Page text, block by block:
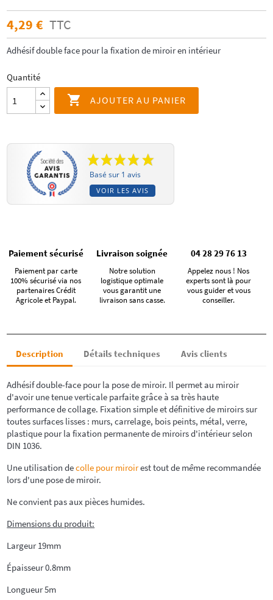
4,29 € TTC
Adhésif double face pour la fixation de miroir en intérieur
Quantité
 AJOUTER AU PANIER
Basé sur 1 avis
VOIR LES AVIS
Paiement sécurisé
Paiement par carte
100% sécurisé via nos
partenaires Crédit
Agricole et Paypal.
Livraison soignée
Notre solution
logistique optimale
vous garantit une
livraison sans casse.
04 28 29 76 13
Appelez nous ! Nos
experts sont là pour
vous guider et vous
conseiller.
Description Détails techniques Avis clients
Adhésif double-face pour la pose de miroir. Il permet au miroir
d'avoir une tenue verticale parfaite grâce à sa très haute
performance de collage. Fixation simple et définitive de miroirs sur
toutes surfaces lisses : murs, carrelage, bois peints, métal, verre,
plastique pour la fixation permanente de miroirs d'intérieur selon
DIN 1036.
Une utilisation decolle pour miroirest tout de même recommandée
lors d'une pose de miroir.
Ne convient pas aux pièces humides.
Dimensions du produit:
Largeur 19mm
Épaisseur 0.8mm
Longueur 5m